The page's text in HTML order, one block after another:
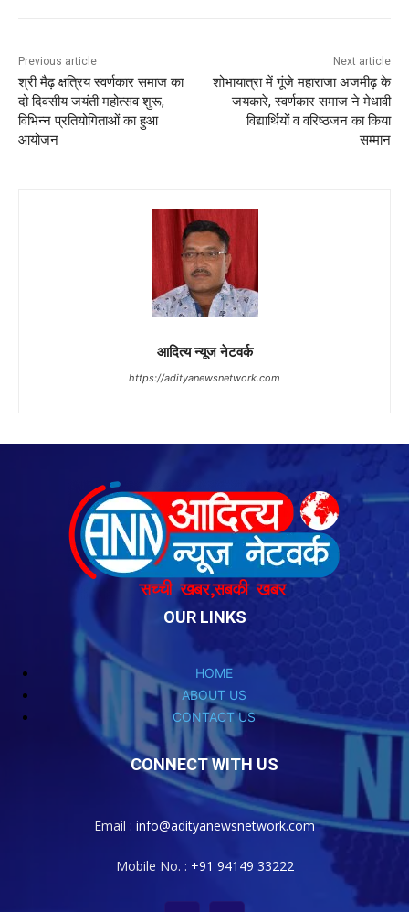
OUR LINKS
HOME
ABOUT US
CONTACT US
CONNECT WITH US
Email : info@adityanewsnetwork.com
Mobile No. : +91 94149 33222